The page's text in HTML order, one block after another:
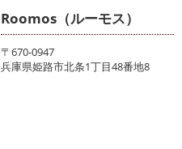
Roomos（ルーモス）
〒670-0947
兵庫県姫路市北条1丁目48番地8